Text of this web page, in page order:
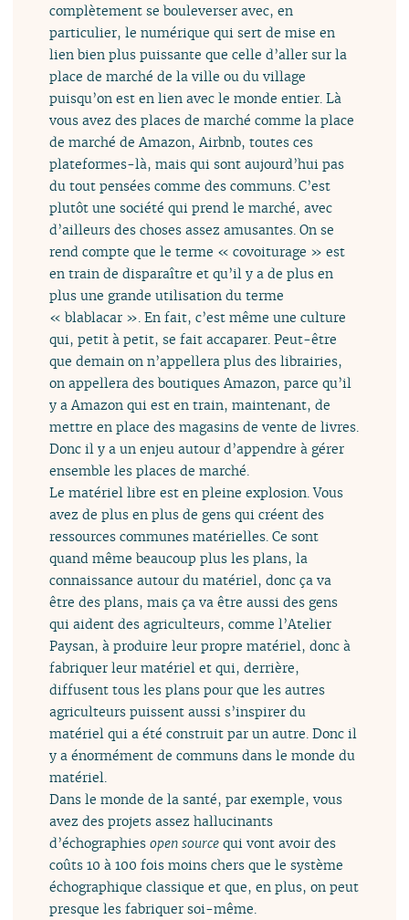
complètement se bouleverser avec, en
particulier, le numérique qui sert de mise en
lien bien plus puissante que celle d’aller sur la
place de marché de la ville ou du village
puisqu’on est en lien avec le monde entier. Là
vous avez des places de marché comme la place
de marché de Amazon, Airbnb, toutes ces
plateformes-là, mais qui sont aujourd’hui pas
du tout pensées comme des communs. C’est
plutôt une société qui prend le marché, avec
d’ailleurs des choses assez amusantes. On se
rend compte que le terme « covoiturage » est
en train de disparaître et qu’il y a de plus en
plus une grande utilisation du terme
« blablacar ». En fait, c’est même une culture
qui, petit à petit, se fait accaparer. Peut-être
que demain on n’appellera plus des librairies,
on appellera des boutiques Amazon, parce qu’il
y a Amazon qui est en train, maintenant, de
mettre en place des magasins de vente de livres.
Donc il y a un enjeu autour d’appendre à gérer
ensemble les places de marché.
Le matériel libre est en pleine explosion. Vous
avez de plus en plus de gens qui créent des
ressources communes matérielles. Ce sont
quand même beaucoup plus les plans, la
connaissance autour du matériel, donc ça va
être des plans, mais ça va être aussi des gens
qui aident des agriculteurs, comme l’Atelier
Paysan, à produire leur propre matériel, donc à
fabriquer leur matériel et qui, derrière,
diffusent tous les plans pour que les autres
agriculteurs puissent aussi s’inspirer du
matériel qui a été construit par un autre. Donc il
y a énormément de communs dans le monde du
matériel.
Dans le monde de la santé, par exemple, vous
avez des projets assez hallucinants
d’échographiesopen source qui vont avoir des
coûts 10 à 100 fois moins chers que le système
échographique classique et que, en plus, on peut
presque les fabriquer soi-même.